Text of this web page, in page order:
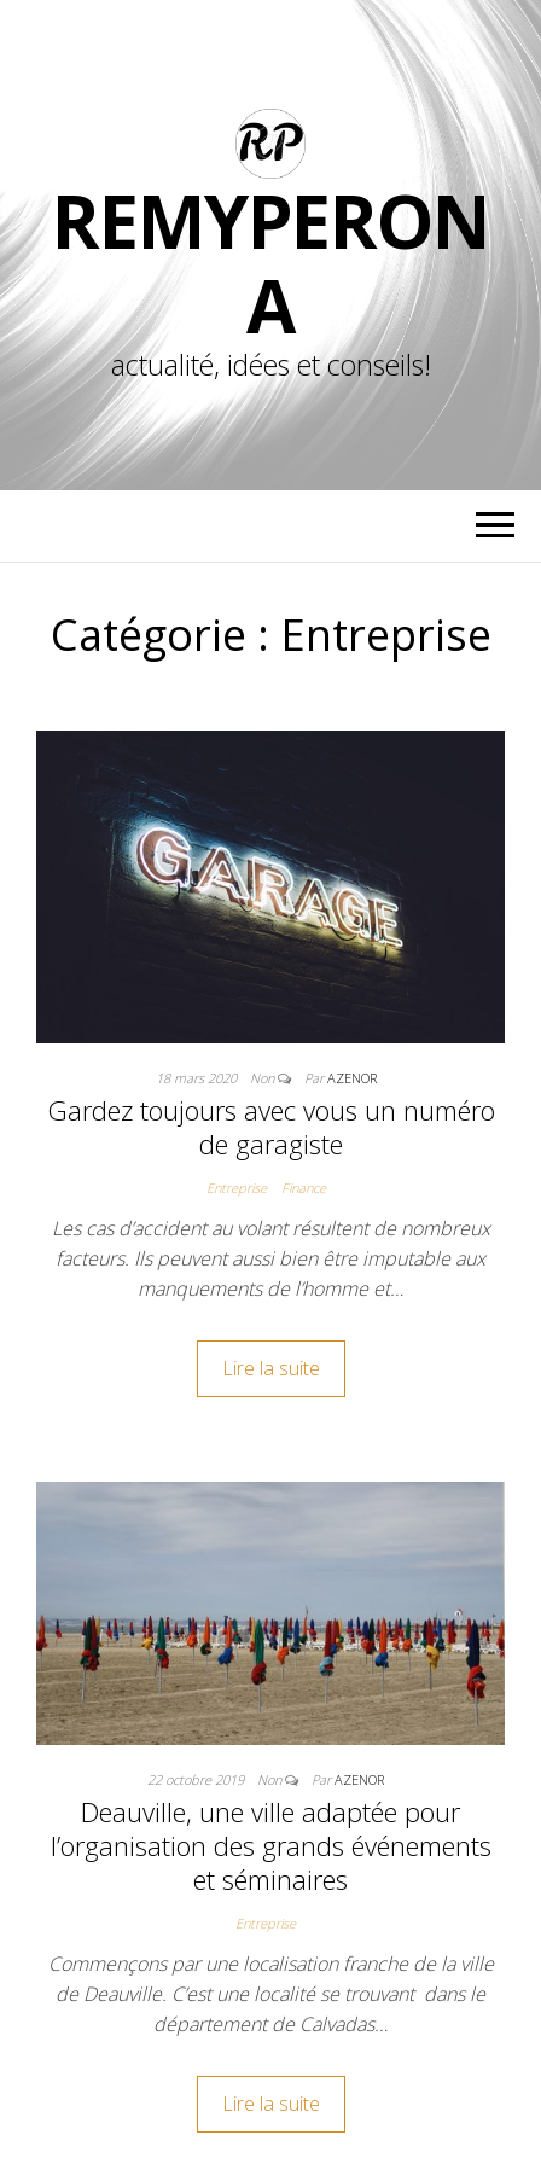
REMYPERON
A
actualité, idées et conseils!
Catégorie : Entreprise
18 mars 2020 Non ParAZENOR
Gardez toujours avec vous un numéro
de garagiste
Entreprise Finance
Les cas d’accident au volant résultent de nombreux
facteurs. Ils peuvent aussi bien être imputable aux
manquements de l’homme et…
Lire la suite
22 octobre 2019 Non ParAZENOR
Deauville, une ville adaptée pour
l’organisation des grands événements
et séminaires
Entreprise
Commençons par une localisation franche de la ville
de Deauville. C’est une localité se trouvant dans le
département de Calvadas…
Lire la suite